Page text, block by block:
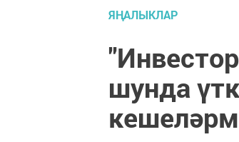
ЯҢАЛЫКЛАР
шунда